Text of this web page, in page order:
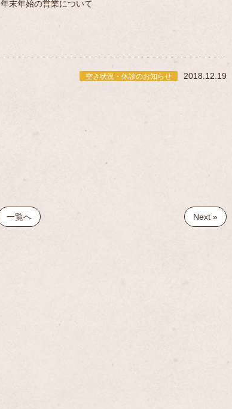
年末年始の営業について
空き状況・休診のお知らせ 2018.12.19
一覧へ Next »